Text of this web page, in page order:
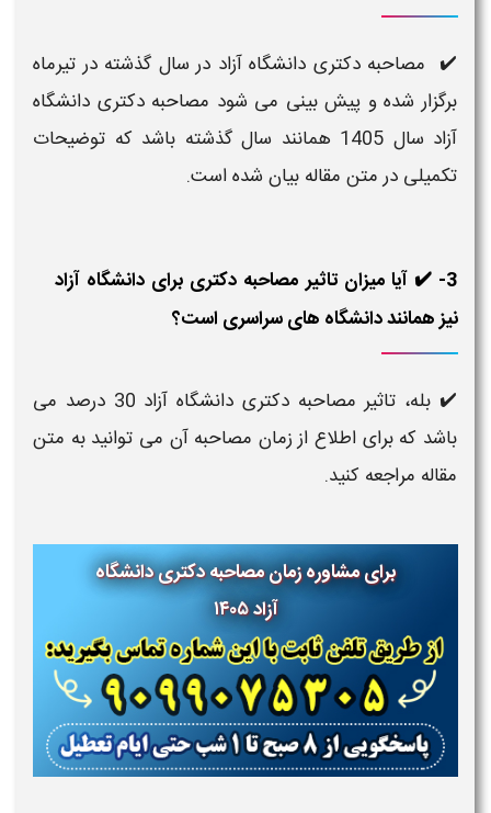
✔️ مصاحبه دکتری دانشگاه آزاد در سال گذشته در تیرماه
برگزار شده و پیش بینی می شود مصاحبه دکتری دانشگاه
آزاد سال 1405 همانند سال گذشته باشد که توضیحات
تکمیلی در متن مقاله بیان شده است.
3- ✔️ آیا میزان تاثیر مصاحبه دکتری برای دانشگاه آزاد
نیز همانند دانشگاه های سراسری است؟
✔️ بله، تاثیر مصاحبه دکتری دانشگاه آزاد 30 درصد می
باشد که برای اطلاع از زمان مصاحبه آن می توانید به متن
مقاله مراجعه کنید.
برای مشاوره زمان مصاحبه دکتری دانشگاه
آزاد ۱۴۰۵